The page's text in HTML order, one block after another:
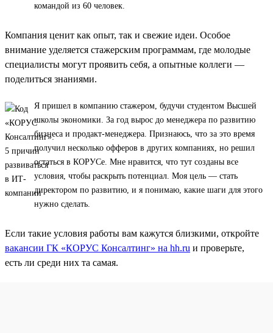
командой из 60 человек.
Компания ценит как опыт, так и свежие идеи. Особое
внимание уделяется стажерским программам, где молодые
специалисты могут проявить себя, а опытные коллеги —
поделиться знаниями.
Я пришел в компанию стажером, будучи студентом Высшей
школы экономики. За год вырос до менеджера по развитию
бизнеса и продакт-менеджера. Признаюсь, что за это время
получил несколько офферов в других компаниях, но решил
остаться в КОРУСе. Мне нравится, что тут созданы все
условия, чтобы раскрыть потенциал. Моя цель — стать
директором по развитию, и я понимаю, какие шаги для этого
нужно сделать.
Если такие условия работы вам кажутся близкими, откройте
вакансии ГК «КОРУС Консалтинг» на hh.ru и проверьте,
есть ли среди них та самая.